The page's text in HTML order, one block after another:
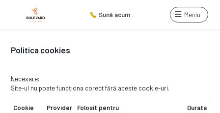
Sună acum Meniu
Politica cookies
Necesare:
Site-ul nu poate funcționa corect fără aceste cookie-uri.
Cookie Provider Folosit pentru
Durata